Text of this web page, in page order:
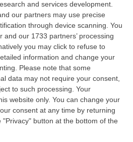
and services development.
our partners may use precise
through device scanning. You
and our 1733 partners’ processing
you may click to refuse to
information and change your
Please note that some
data may not require your consent,
to such processing. Your
website only. You can change your
consent at any time by returning
button at the bottom of the
e di difesa ucraine –
e Dpsu– hanno colpito
strategici in
i bersagli principali figura
di San Pietroburgo
chilometri dal confine
riferito da
su Telegram, sono stati